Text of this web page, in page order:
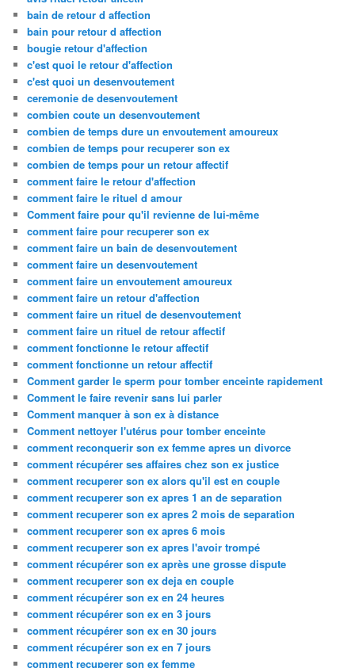
bain de retour d affection
bain pour retour d affection
bougie retour d'affection
c'est quoi le retour d'affection
c'est quoi un desenvoutement
ceremonie de desenvoutement
combien coute un desenvoutement
combien de temps dure un envoutement amoureux
combien de temps pour recuperer son ex
combien de temps pour un retour affectif
comment faire le retour d'affection
comment faire le rituel d amour
Comment faire pour qu'il revienne de lui-même
comment faire pour recuperer son ex
comment faire un bain de desenvoutement
comment faire un desenvoutement
comment faire un envoutement amoureux
comment faire un retour d'affection
comment faire un rituel de desenvoutement
comment faire un rituel de retour affectif
comment fonctionne le retour affectif
comment fonctionne un retour affectif
Comment garder le sperm pour tomber enceinte rapidement
Comment le faire revenir sans lui parler
Comment manquer à son ex à distance
Comment nettoyer l'utérus pour tomber enceinte
comment reconquerir son ex femme apres un divorce
comment récupérer ses affaires chez son ex justice
comment recuperer son ex alors qu'il est en couple
comment recuperer son ex apres 1 an de separation
comment recuperer son ex apres 2 mois de separation
comment recuperer son ex apres 6 mois
comment recuperer son ex apres l'avoir trompé
comment récupérer son ex après une grosse dispute
comment recuperer son ex deja en couple
comment récupérer son ex en 24 heures
comment récupérer son ex en 3 jours
comment récupérer son ex en 30 jours
comment récupérer son ex en 7 jours
comment recuperer son ex femme